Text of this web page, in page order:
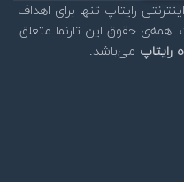
رایتاپ تنها برای اهداف
همه‌ی حقوق این تارنما متعلق
رایتاپ می‌باشد.